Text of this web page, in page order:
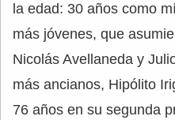
la edad: 30 años como
más jóvenes, que
Nicolás Avellaneda y
más ancianos, Hipólito
76 años en su segunda